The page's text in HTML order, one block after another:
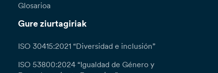
Glosarioa
Gure ziurtagiriak
ISO 30415:2021 “Diversidad e inclusión”
ISO 53800:2024 “Igualdad de Género y